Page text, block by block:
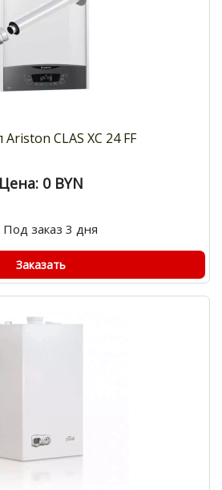
CLAS XC 24 FF
Цена: 0 BYN
Под заказ 3 дня
Заказать